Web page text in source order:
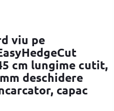
viu pe
cm lungime cutit,
deschidere
capac